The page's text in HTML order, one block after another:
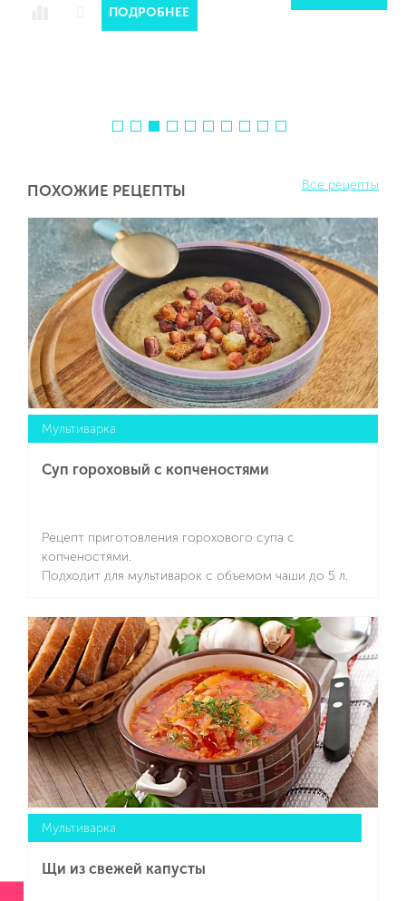
ПОДРОБНЕЕ
ПОХОЖИЕ РЕЦЕПТЫ Все рецепты
Мультиварка
Суп гороховый с копченостями
Рецепт приготовления горохового супа с
копченостями.
Подходит для мультиварок с объемом чаши до 5 л.
Подробнее
Мультиварка
Щи из свежей капусты